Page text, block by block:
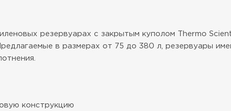
резервуарах с закрытым куполом Thermo
в размерах от 75 до 380 л, резервуары
конструкцию